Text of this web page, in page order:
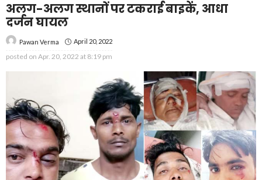
अलग-अलग स्थानों पर टकराई बाइकें, आधा
दर्जन घायल
Pawan Verma April 20, 2022
posted on Apr. 20, 2022 at 8:19 pm